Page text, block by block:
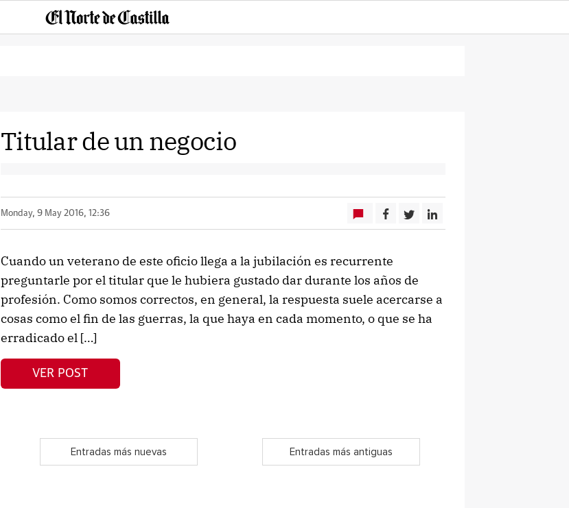
Titular de un negocio
Monday, 9 May 2016, 12:36
Cuando un veterano de este oficio llega a la jubilación es recurrente
preguntarle por el titular que le hubiera gustado dar durante los años de
profesión. Como somos correctos, en general, la respuesta suele acercarse a
cosas como el fin de las guerras, la que haya en cada momento, o que se ha
erradicado el […]
VER POST
Entradas más nuevas Entradas más antiguas